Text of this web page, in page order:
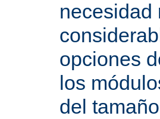
necesidad
opciones
los
del